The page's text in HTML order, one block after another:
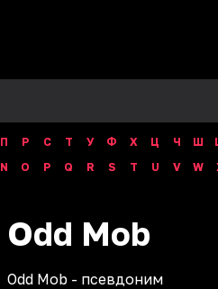
П Р С Т У Ф Х Ц Ч Ш
N O P Q R S T U V W
Odd Mob
Odd Mob - псевдоним